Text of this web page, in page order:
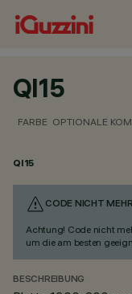
QI15
FARBE OPTIONALE
QI15
CODE NICHT
Achtung! Code nicht
um die am besten
BESCHREIBUNG